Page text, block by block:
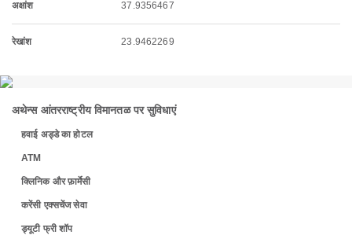
अक्षांश 37.9356467
रेखांश 23.9462269
अथेन्स आंतरराष्ट्रीय विमानतळ पर सुविधाएं
हवाई अड्डे का होटल
ATM
क्लिनिक और फ़ार्मेसी
करेंसी एक्सचेंज सेवा
ड्यूटी फ्री शॉप